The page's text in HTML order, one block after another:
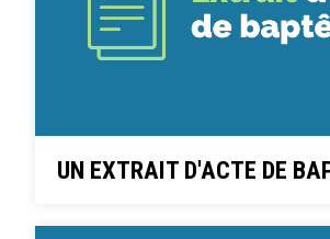
UN EXTRAIT D'ACTE DE